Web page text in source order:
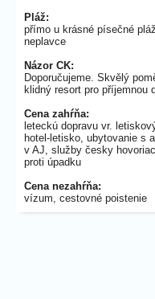
Pláž:
přímo u krásné písečné
neplavce
Názor CK:
Doporučujeme. Skvělý
klidný resort pro příjemnou
Cena zahŕňa:
leteckú dopravu vr.
hotel-letisko, ubytovanie s
v AJ, služby česky
proti úpadku
Cena nezahŕňa:
vízum, cestovné poistenie